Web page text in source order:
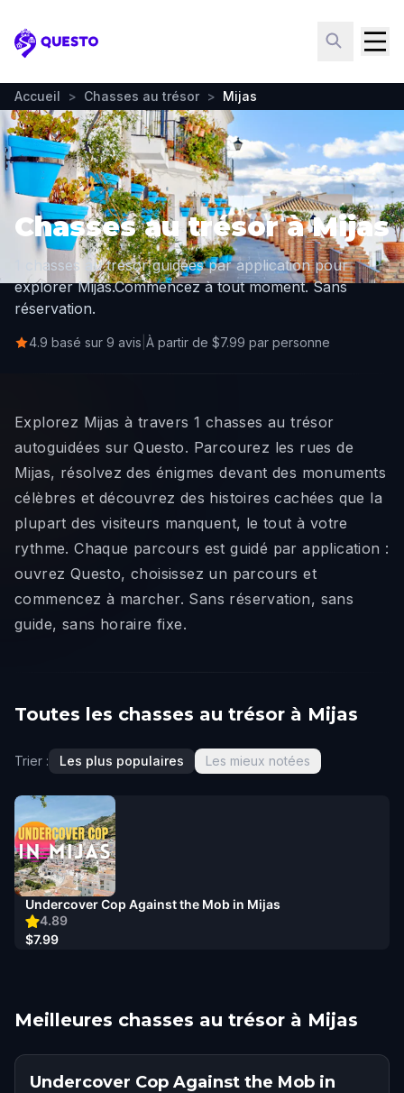
Questo
Accueil > Chasses au trésor > Mijas
Chasses au trésor à Mijas
1 chasses au trésor guidées par application pour
explorer Mijas.Commencez à tout moment. Sans
réservation.
4.9 basé sur 9 avis À partir de $7.99 par personne
Explorez Mijas à travers 1 chasses au trésor
autoguidées sur Questo. Parcourez les rues de
Mijas, résolvez des énigmes devant des monuments
célèbres et découvrez des histoires cachées que la
plupart des visiteurs manquent, le tout à votre
rythme. Chaque parcours est guidé par application :
ouvrez Questo, choisissez un parcours et
commencez à marcher. Sans réservation, sans
guide, sans horaire fixe.
Toutes les chasses au trésor à Mijas
Trier : Les plus populaires Les mieux notées
4.89
Undercover Cop Against the Mob in Mijas
$7.99
Meilleures chasses au trésor à Mijas
Undercover Cop Against the Mob in